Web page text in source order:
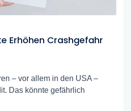
Erhöhen Crashgefahr
– vor allem in den USA –
Das könnte gefährlich